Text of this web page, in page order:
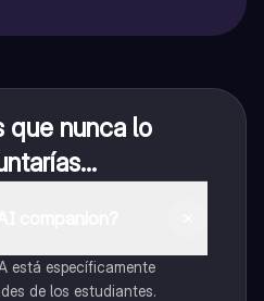
que nunca lo
está específicamente
de los estudiantes.